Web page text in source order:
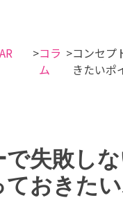
コラ
ム
コンセプ
きたいポ
失敗し
おきた